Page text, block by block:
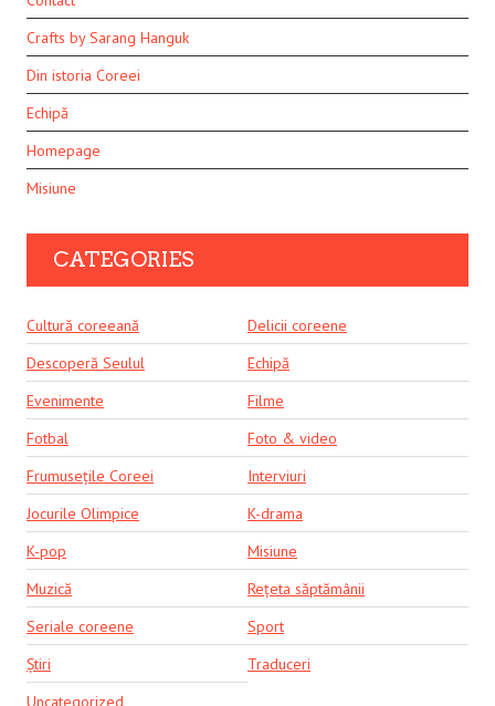
Crafts by Sarang Hanguk
Din istoria Coreei
Echipă
Homepage
Misiune
CATEGORIES
Cultură coreeană
Delicii coreene
Descoperă Seulul
Echipă
Evenimente
Filme
Fotbal
Foto & video
Frumusețile Coreei
Interviuri
Jocurile Olimpice
K-drama
K-pop
Misiune
Muzică
Rețeta săptămânii
Seriale coreene
Sport
Știri
Traduceri
Uncategorized